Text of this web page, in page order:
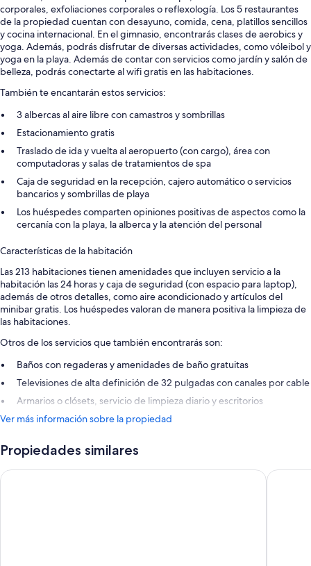
corporales, exfoliaciones corporales o reflexología. Los 5 restaurantes
de la propiedad cuentan con desayuno, comida, cena, platillos sencillos
y cocina internacional. En el gimnasio, encontrarás clases de aerobics y
yoga. Además, podrás disfrutar de diversas actividades, como vóleibol y
yoga en la playa. Además de contar con servicios como jardín y salón de
belleza, podrás conectarte al wifi gratis en las habitaciones.
También te encantarán estos servicios:
3 albercas al aire libre con camastros y sombrillas
Estacionamiento gratis
Traslado de ida y vuelta al aeropuerto (con cargo), área con
computadoras y salas de tratamientos de spa
Caja de seguridad en la recepción, cajero automático o servicios
bancarios y sombrillas de playa
Los huéspedes comparten opiniones positivas de aspectos como la
cercanía con la playa, la alberca y la atención del personal
Características de la habitación
Las 213 habitaciones tienen amenidades que incluyen servicio a la
habitación las 24 horas y caja de seguridad (con espacio para laptop),
además de otros detalles, como aire acondicionado y artículos del
minibar gratis. Los huéspedes valoran de manera positiva la limpieza de
las habitaciones.
Otros de los servicios que también encontrarás son:
Baños con regaderas y amenidades de baño gratuitas
Televisiones de alta definición de 32 pulgadas con canales por cable
Armarios o clósets, servicio de limpieza diario y escritorios
Ver más información sobre la propiedad
Propiedades similares
Royalton CHIC Cancun, An Autograph Collection All-